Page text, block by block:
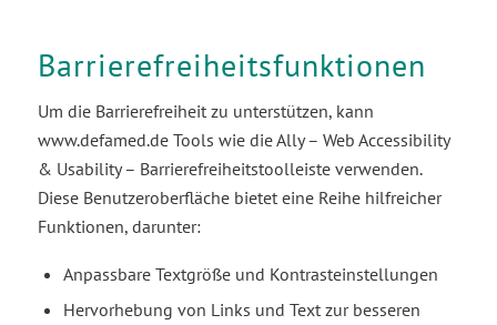
Barrierefreiheitsfunktionen
Um die Barrierefreiheit zu unterstützen, kann
www.defamed.de Tools wie die Ally – Web Accessibility
& Usability – Barrierefreiheitstoolleiste verwenden.
Diese Benutzeroberfläche bietet eine Reihe hilfreicher
Funktionen, darunter:
Anpassbare Textgröße und Kontrasteinstellungen
Hervorhebung von Links und Text zur besseren